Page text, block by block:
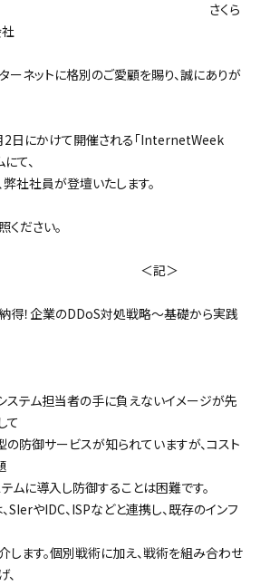
くら
ーネットに格別のご愛顧を賜り、誠にありが
日にかけて開催される「InternetWeek
て、
社社員が登壇いたします。
ださい。
＞
得！企業のDDoS対処戦略～基礎から実践
テム担当者の手に負えないイメージが先
て
防御サービスが知られていますが、コスト
に導入し防御することは困難です。
やIDC、ISPなどと連携し、既存のインフ
ます。個別戦術に加え、戦術を組み合わせ